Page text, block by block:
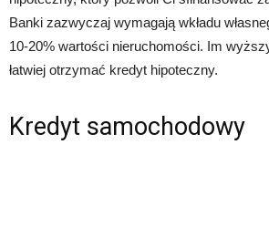
Banki zazwyczaj wymagają wkładu
10-20% wartości nieruchomości. Im
łatwiej otrzymać kredyt hipoteczny.
Kredyt samochodowy